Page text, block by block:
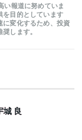
報道に努めていま
を目的としています
に変化するため、投資
します。
城 良